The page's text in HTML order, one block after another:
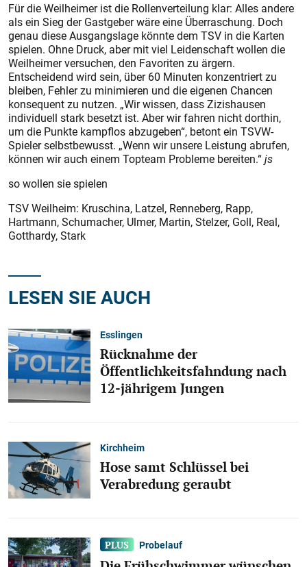
Für die Weilheimer ist die Rollenverteilung klar: Alles andere
als ein Sieg der Gastgeber wäre eine Überraschung. Doch
genau diese Ausgangslage könnte dem TSV in die Karten
spielen. Ohne Druck, aber mit viel Leidenschaft wollen die
Weilheimer versuchen, den Favoriten zu ärgern.
Entscheidend wird sein, über 60 Minuten konzentriert zu
bleiben, Fehler zu minimieren und die eigenen Chancen
konsequent zu nutzen. „Wir wissen, dass Zizishausen
individuell stark besetzt ist. Aber wir fahren nicht dorthin,
um die Punkte kampflos abzugeben“, betont ein TSVW-
Spieler selbstbewusst. „Wenn wir unsere Leistung abrufen,
können wir auch einem Topteam Probleme bereiten.“js
so wollen sie spielen
TSV Weilheim: Kruschina, Latzel, Renneberg, Rapp,
Hartmann, Schumacher, Ulmer, Martin, Stelzer, Goll, Real,
Gotthardy, Stark
LESEN SIE AUCH
Esslingen
Rücknahme der
Öffentlichkeitsfahndung nach
12-jährigem Jungen
Kirchheim
Hose samt Schlüssel bei
Verabredung geraubt
Probelauf